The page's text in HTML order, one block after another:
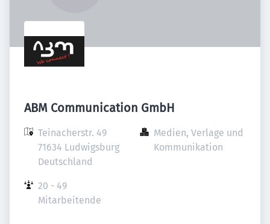
ABM Communication GmbH
Teinacherstr. 49
71634 Ludwigsburg
Deutschland
Medien, Verlage und
Kommunikation
20 - 49
Mitarbeitende